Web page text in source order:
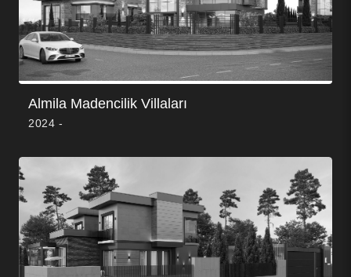
Almila Madencilik Villaları
2024 -